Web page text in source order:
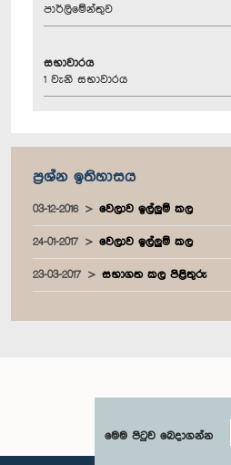
පාර්ලිමේන්තුව
සභාවාරය
1 වැනි සභාවාරය
ප්‍රශ්න ඉතිහාසය
03-12-2016 වෙලාව ඉල්ලුම් කල
24-01-2017 වෙලාව ඉල්ලුම් කල
23-03-2017 සභාගත කල පිළිතුරු
මෙම පිටුව බෙදාගන්න